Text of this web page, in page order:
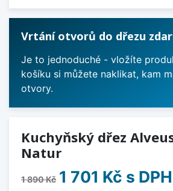
Vrtání otvorů do dřezu
Je to jednoduché - vložíte
košíku si můžete naklikat, kam
otvory.
Kuchyňský dřez
Natur
1 890 Kč 1 701 Kč s DPH